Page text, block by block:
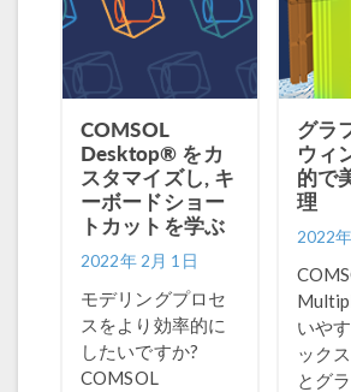
COMSOL
Desktop® をカ
スタマイズし, キ
ーボードショー
トカットを学ぶ
2022年 2月 1日
モデリングプロセ
スをより効率的に
したいですか?
COMSOL
グラ
ウィ
的で
理
2022
いや
ック
とグ